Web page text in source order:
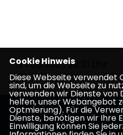
27.05.2021, 20:21 Uhr
Homepage des CDU
Cookie Hinweis
Diese Webseite verwendet
sind, um die Webseite zu
verwenden wir Dienste von
helfen, unser Webangebot
Optmierung). Für die
Dienste, benötigen wir Ihre
Einwilligung können Sie